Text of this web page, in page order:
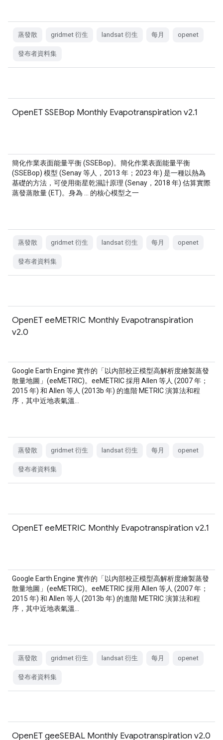
蒸發散 gridmet 衍生 landsat 衍生 每月 openet
發布者資料集
OpenET SSEBop Monthly Evapotranspiration v2.1
簡化作業表面能量平衡 (SSEBop)。簡化作業表面能量平衡
(SSEBop) 模型 (Senay 等人，2013 年；2023 年) 是一種以熱為
基礎的方法，可使用衛星乾濕計原理 (Senay，2018 年) 估算實際
蒸發蒸散量 (ET)。身為 … 的核心模型之一
蒸發散 gridmet 衍生 landsat 衍生 每月 openet
發布者資料集
OpenET eeMETRIC Monthly Evapotranspiration
v2.0
Google Earth Engine 實作的「以內部校正模型高解析度繪製蒸發
散量地圖」(eeMETRIC)。eeMETRIC 採用 Allen 等人 (2007 年；
2015 年) 和 Allen 等人 (2013b 年) 的進階 METRIC 演算法和程
序，其中近地表氣溫…
蒸發散 gridmet 衍生 landsat 衍生 每月 openet
發布者資料集
OpenET eeMETRIC Monthly Evapotranspiration v2.1
Google Earth Engine 實作的「以內部校正模型高解析度繪製蒸發
散量地圖」(eeMETRIC)。eeMETRIC 採用 Allen 等人 (2007 年；
2015 年) 和 Allen 等人 (2013b 年) 的進階 METRIC 演算法和程
序，其中近地表氣溫…
蒸發散 gridmet 衍生 landsat 衍生 每月 openet
發布者資料集
OpenET geeSEBAL Monthly Evapotranspiration v2.0